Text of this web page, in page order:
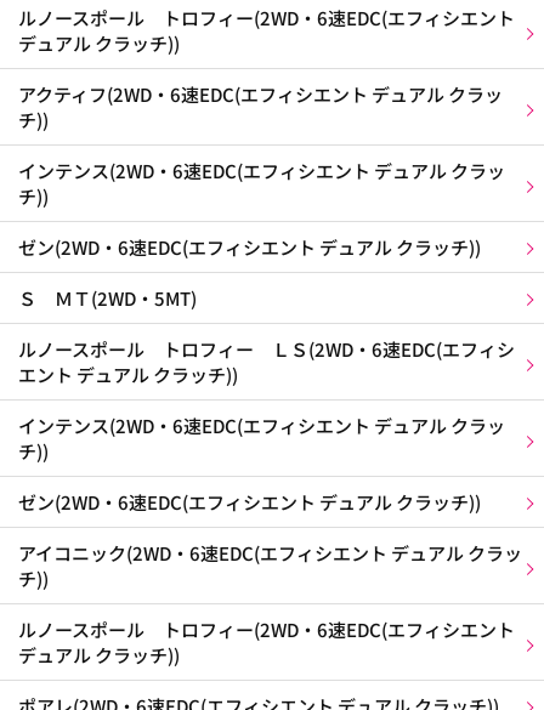
ルノースポール トロフィー(2WD・6速EDC(エフィシエント
デュアル クラッチ))
アクティフ(2WD・6速EDC(エフィシエント デュアル クラッ
チ))
インテンス(2WD・6速EDC(エフィシエント デュアル クラッ
チ))
ゼン(2WD・6速EDC(エフィシエント デュアル クラッチ))
Ｓ ＭＴ(2WD・5MT)
ルノースポール トロフィー ＬＳ(2WD・6速EDC(エフィシ
エント デュアル クラッチ))
インテンス(2WD・6速EDC(エフィシエント デュアル クラッ
チ))
ゼン(2WD・6速EDC(エフィシエント デュアル クラッチ))
アイコニック(2WD・6速EDC(エフィシエント デュアル クラッ
チ))
ルノースポール トロフィー(2WD・6速EDC(エフィシエント
デュアル クラッチ))